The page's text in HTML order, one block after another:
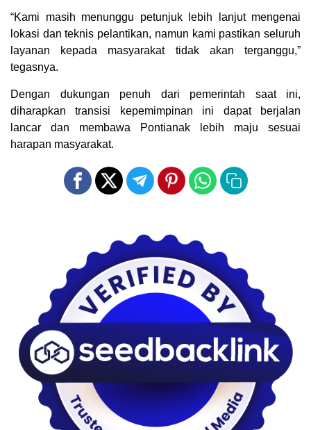
“Kami masih menunggu petunjuk lebih lanjut mengenai
lokasi dan teknis pelantikan, namun kami pastikan seluruh
layanan kepada masyarakat tidak akan terganggu,”
tegasnya.
Dengan dukungan penuh dari pemerintah saat ini,
diharapkan transisi kepemimpinan ini dapat berjalan
lancar dan membawa Pontianak lebih maju sesuai
harapan masyarakat.